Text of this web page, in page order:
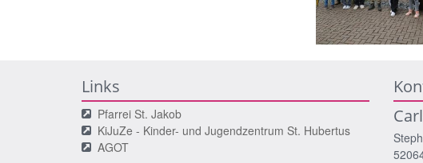
Links
Pfarrei St. Jakob
KiJuZe - Kinder- und Jugendzentrum St. Hubertus
AGOT